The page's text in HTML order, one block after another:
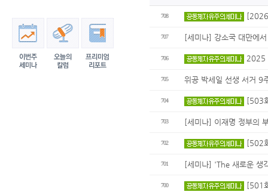
708
707 [세미나] 강소국 대만에
706 2025
705 위공 박세일 선생 서거 9
704 [503
703 [세미나] 이재명 정부의
702 [502
701 [세미나] 'The 새로운 생
700 [501